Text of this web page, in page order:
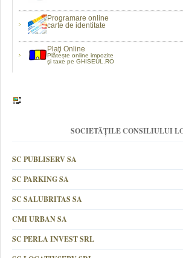
Programare online
carte de identitate
Plaţi Online
Plătește online impozite
şi taxe pe GHISEUL.RO
SOCIETĂȚILE CONSILIULUI
SC PUBLISERV SA
SC PARKING SA
SC SALUBRITAS SA
CMI URBAN SA
SC PERLA INVEST SRL